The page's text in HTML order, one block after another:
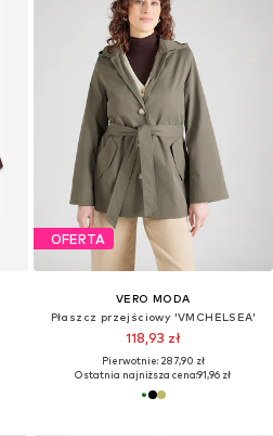
OFERTA
VERO MODA
Płaszcz przejściowy 'VMCHELSEA'
118,93 zł
Pierwotnie: 287,90 zł
Ostatnia najniższa cena:91,96 zł